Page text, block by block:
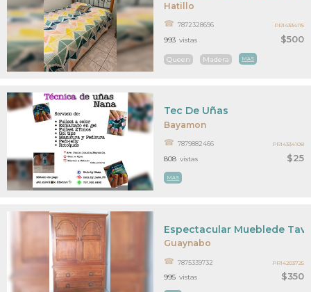
Hatillo
$500
7872328696
Queen Madera MAS
993 vistas
PR14334115
Bayamon
$25
Tec De Uñas
7879882466
MAS
808 vistas
PR14334108
Guaynabo
$350
Espectacular Mueblede Tav
7875339732
995 vistas
PR14203725